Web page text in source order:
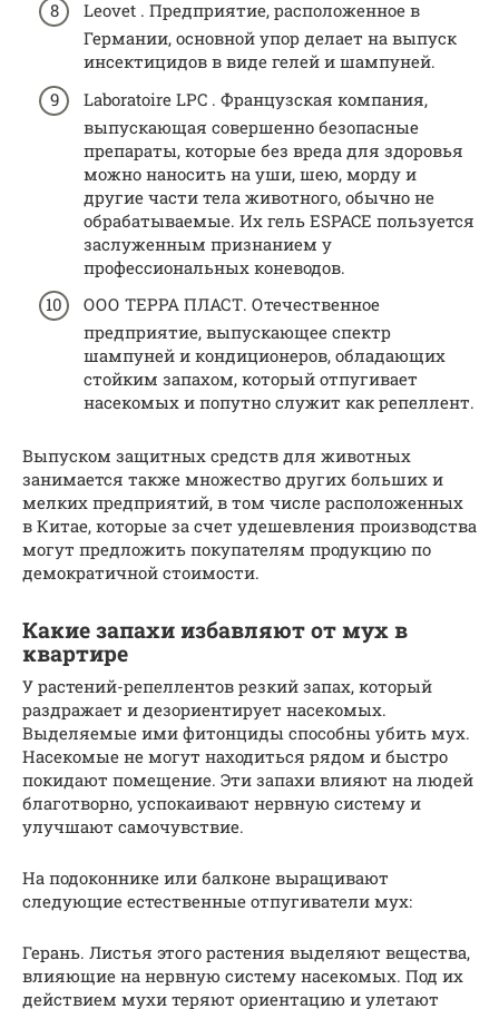
Leovet . Предприятие, расположенное в
Германии, основной упор делает на выпуск
инсектицидов в виде гелей и шампуней.
Laboratoire LPC . Французская компания,
выпускающая совершенно безопасные
препараты, которые без вреда для здоровья
можно наносить на уши, шею, морду и
другие части тела животного, обычно не
обрабатываемые. Их гель ESPACE пользуется
заслуженным признанием у
профессиональных коневодов.
ООО ТЕРРА ПЛАСТ. Отечественное
предприятие, выпускающее спектр
шампуней и кондиционеров, обладающих
стойким запахом, который отпугивает
насекомых и попутно служит как репеллент.
Выпуском защитных средств для животных
занимается также множество других больших и
мелких предприятий, в том числе расположенных
в Китае, которые за счет удешевления производства
могут предложить покупателям продукцию по
демократичной стоимости.
Какие запахи избавляют от мух в
квартире
У растений-репеллентов резкий запах, который
раздражает и дезориентирует насекомых.
Выделяемые ими фитонциды способны убить мух.
Насекомые не могут находиться рядом и быстро
покидают помещение. Эти запахи влияют на людей
благотворно, успокаивают нервную систему и
улучшают самочувствие.
На подоконнике или балконе выращивают
следующие естественные отпугиватели мух:
Герань. Листья этого растения выделяют вещества,
влияющие на нервную систему насекомых. Под их
действием мухи теряют ориентацию и улетают